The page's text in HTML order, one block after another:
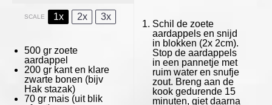
SCALE 1x 2x 3x
500 gr zoete
aardappel
200 gr kant en klare
zwarte bonen (bijv
Hak stazak)
70 gr mais (uit blik
Schil de zoete
aardappels en snijd
in blokken (2x 2cm).
Stop de aardappels
in een pannetje met
ruim water en snufje
zout. Breng aan de
kook gedurende 15
minuten, giet daarna